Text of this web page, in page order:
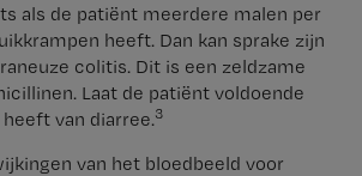
als de patiënt meerdere malen per
heeft. Dan kan sprake zijn
colitis. Dit is een zeldzame
Laat de patiënt voldoende
van diarree.3
van het bloedbeeld voor